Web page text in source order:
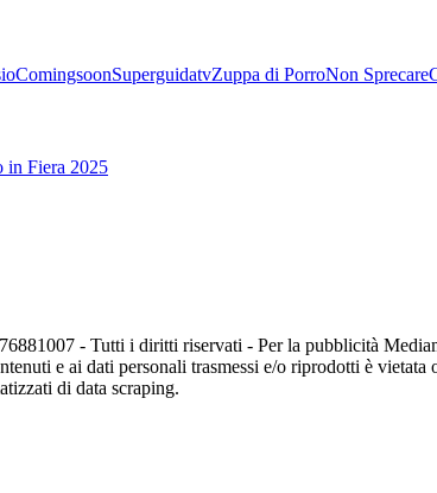
ComingsoonSuperguidatvZuppa di PorroNon Sprecare
Fiera 2025
- Tutti i diritti riservati - Per la pubblicità
e ai dati personali trasmessi e/o riprodotti è
di data scraping.